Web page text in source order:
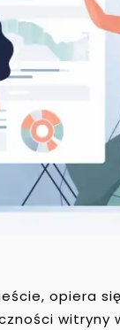
opiera
witryny